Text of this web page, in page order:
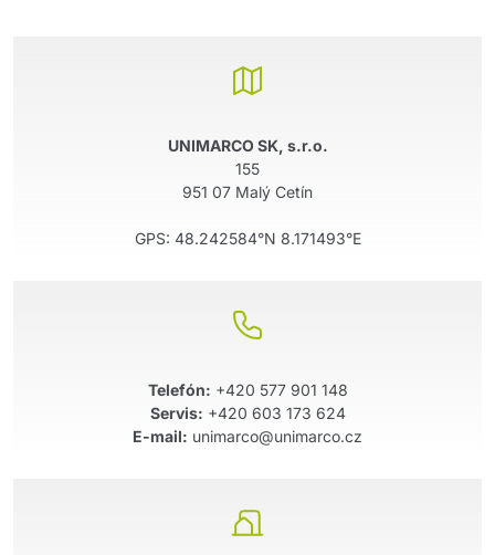
UNIMARCO SK, s.r.o.
155
951 07 Malý Cetín
GPS: 48.242584°N 8.171493°E
Telefón: +420 577 901 148
Servis: +420 603 173 624
E-mail: unimarco@unimarco.cz